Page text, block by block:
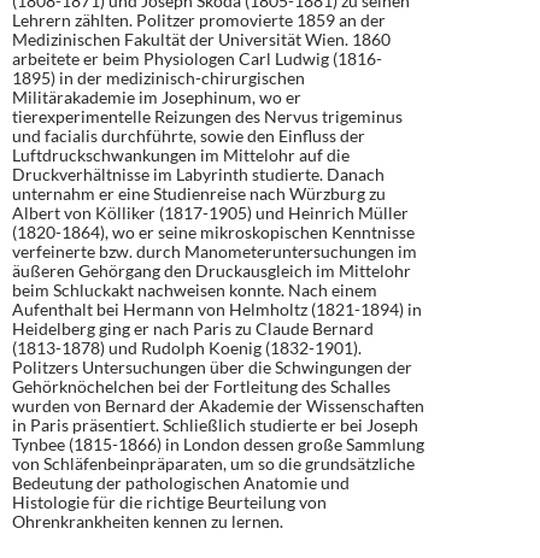
Lehrern zählten. Politzer promovierte 1859 an der
Medizinischen Fakultät der Universität Wien. 1860
arbeitete er beim Physiologen Carl Ludwig (1816-
1895) in der medizinisch-chirurgischen
Militärakademie im Josephinum, wo er
tierexperimentelle Reizungen des Nervus trigeminus
und facialis durchführte, sowie den Einfluss der
Luftdruckschwankungen im Mittelohr auf die
Druckverhältnisse im Labyrinth studierte. Danach
unternahm er eine Studienreise nach Würzburg zu
Albert von Kölliker (1817-1905) und Heinrich Müller
(1820-1864), wo er seine mikroskopischen Kenntnisse
verfeinerte bzw. durch Manometeruntersuchungen im
äußeren Gehörgang den Druckausgleich im Mittelohr
beim Schluckakt nachweisen konnte. Nach einem
Aufenthalt bei Hermann von Helmholtz (1821-1894) in
Heidelberg ging er nach Paris zu Claude Bernard
(1813-1878) und Rudolph Koenig (1832-1901).
Politzers Untersuchungen über die Schwingungen der
Gehörknöchelchen bei der Fortleitung des Schalles
wurden von Bernard der Akademie der Wissenschaften
in Paris präsentiert. Schließlich studierte er bei Joseph
Tynbee (1815-1866) in London dessen große Sammlung
von Schläfenbeinpräparaten, um so die grundsätzliche
Bedeutung der pathologischen Anatomie und
Histologie für die richtige Beurteilung von
Ohrenkrankheiten kennen zu lernen.